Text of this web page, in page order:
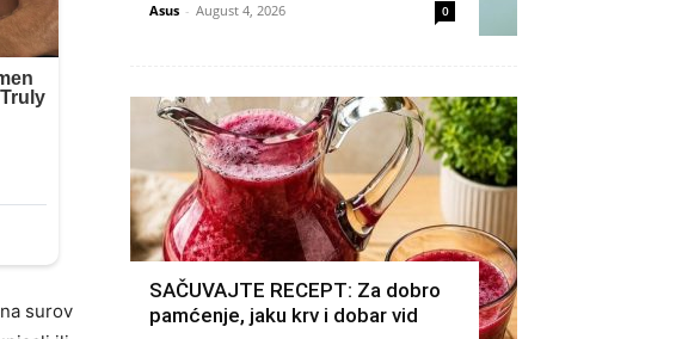
surov
Asus - August 4, 2026 0
SAČUVAJTE RECEPT: Za dobro
pamćenje, jaku krv i dobar vid